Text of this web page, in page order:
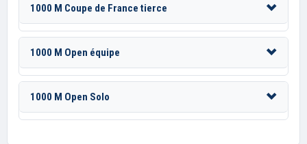
1000 M Coupe de France tierce
1000 M Open équipe
1000 M Open Solo